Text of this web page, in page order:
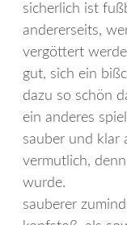
sicherlich ist
andererseits,
vergöttert
gut, sich ein
dazu so schön
ein anderes
sauber und klar
vermutlich,
wurde.
sauberer